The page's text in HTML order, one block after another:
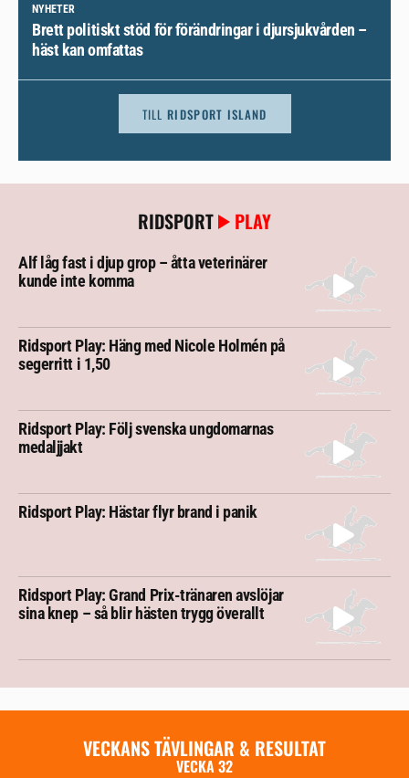
NYHETER
Brett politiskt stöd för förändringar i djursjukvården –
häst kan omfattas
TILL RIDSPORT ISLAND
RIDSPORT PLAY
Alf låg fast i djup grop – åtta veterinärer
kunde inte komma
Ridsport Play: Häng med Nicole Holmén på
segerritt i 1,50
Ridsport Play: Följ svenska ungdomarnas
medaljjakt
Ridsport Play: Hästar flyr brand i panik
Ridsport Play: Grand Prix-tränaren avslöjar
sina knep – så blir hästen trygg överallt
VECKANS TÄVLINGAR & RESULTAT
VECKA 32